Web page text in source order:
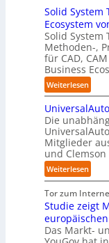
E
d
g
e
-
I
n
t
e
l
l
i
g
e
n
u
m
C
o
-
C
E
O
e
c
h
e
n
z
e
n
t
r
e
n
i
n
D
e
u
t
s
c
:
T
r
e
f
f
p
u
k
t
f
ü
r
p
r
a
x
i
s
b
:
D
i
s
r
u
p
t
b
l
i
c
k
t
f
d
i
Solid
Ecosystem
Solid System
Methoden-,
für CAD,
Business
Weiterlesen:
S
o
l
i
d
S
s
t
e
m
T
e
Die
Mitglieder
und
Weiterlesen:
U
n
i
v
e
r
Tor zum
Studie zeigt
Das Markt-